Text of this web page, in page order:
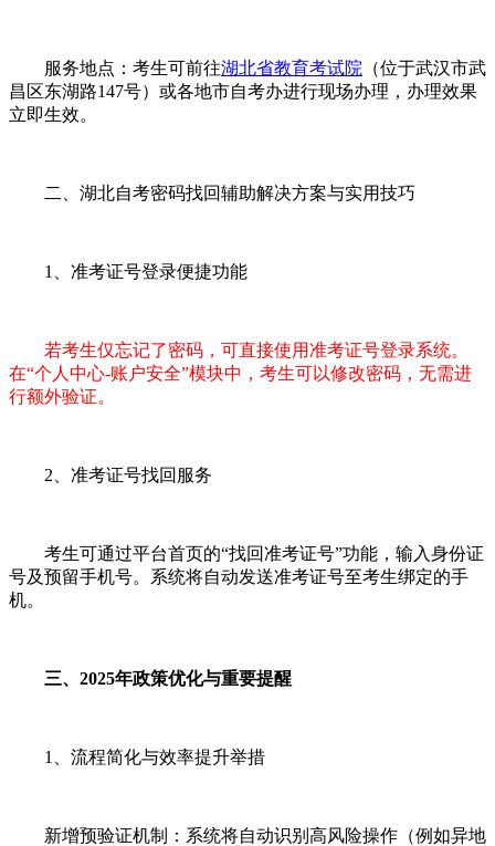
服务地点：考生可前往湖北省教育考试院 （位于武汉市武
昌区东湖路147号）或各地市自考办进行现场办理，办理效果
立即生效。
二、湖北自考密码找回辅助解决方案与实用技巧
1、准考证号登录便捷功能
若考生仅忘记了密码，可直接使用准考证号登录系统。
在“个人中心-账户安全”模块中，考生可以修改密码，无需进
行额外验证。
2、准考证号找回服务
考生可通过平台首页的“找回准考证号”功能，输入身份证
号及预留手机号。系统将自动发送准考证号至考生绑定的手
机。
三、2025年政策优化与重要提醒
1、流程简化与效率提升举措
新增预验证机制：系统将自动识别高风险操作（例如异地